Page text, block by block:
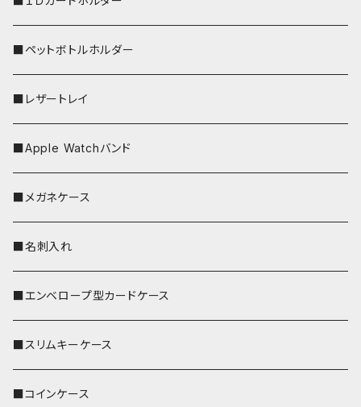
■ペットボトルホルダー
■レザートレイ
■Apple Watchバンド
■メガネケース
■名刺入れ
■エンベロープ型カードケース
■スリムキーケース
■コインケース